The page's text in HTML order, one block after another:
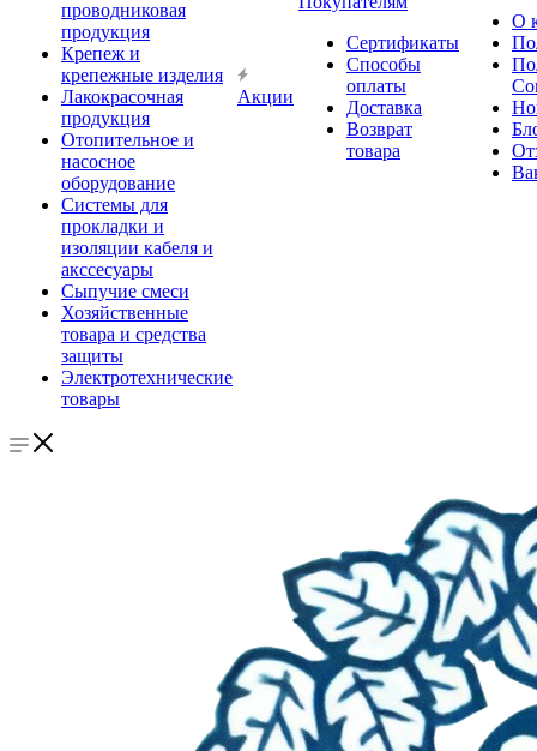
проводниковая
продукция
Крепеж и
крепежные изделия
Лакокрасочная
продукция
Отопительное и
насосное
оборудование
Системы для
прокладки и
изоляции кабеля и
акссесуары
Сыпучие смеси
Хозяйственные
товара и средства
защиты
Электротехнические
товары
Акции
Сертификаты
Способы
оплаты
Доставка
Возврат
товара
О